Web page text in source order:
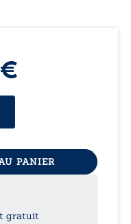
€
PANIER
gratuit